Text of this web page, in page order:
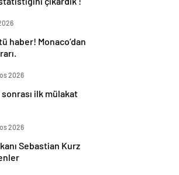
haber! Monaco’dan
2026
ilk mülakat
2026
Sebastian Kurz